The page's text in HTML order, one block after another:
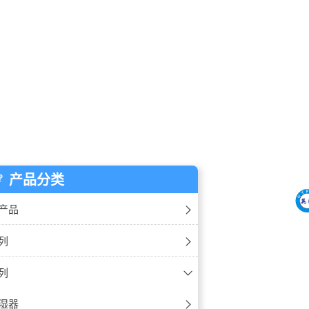
产品分类
品
湿机
湿机
湿机
机
器